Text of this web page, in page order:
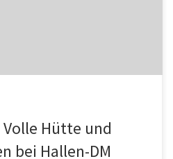
Hütte und
bei Hallen-DM